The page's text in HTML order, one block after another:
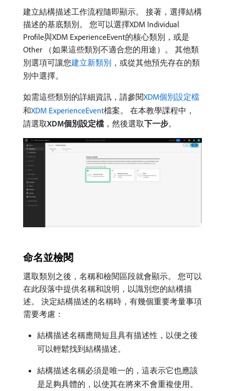
建立結構描述工作流程隨即顯示。 接著，選擇結構
描述的基底類別。 您可以選擇XDM Individual
Profile與XDM ExperienceEvent的核心類別，或是
Other （如果這些類別不適合您的用途）。 其他類
別選項可讓您建立新類別 ，或從其他預先存在的類
別中選擇。
如需這些類別的詳細資訊，請參閱XDM個別設定檔
和XDM ExperienceEvent檔案。 在本教學課程中，
請選取​XDM個別設定檔 ，然後選取​下一步。
命名並檢閱
選取類別之後，名稱和檢閱區段就會顯示。 您可以
在此段落中提供名稱和說明，以識別您的結構描
述。 決定結構描述的名稱時，有幾個重要考量事項
需要考慮：
結構描述名稱應簡短且具有描述性，以便之後
可以輕鬆找到結構描述。
結構描述名稱必須是唯一的，這表示它也應該
是足夠具體的，以使其在將來不會重複使用。